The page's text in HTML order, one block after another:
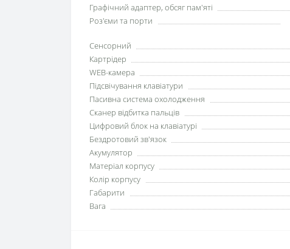
Графічний адаптер, обсяг пам'яті
Роз'єми та порти
Сенсорний
Картрідер
WEB-камера
Підсвічування клавіатури
Пасивна система охолодження
Сканер відбитка пальців
Цифровий блок на клавіатурі
Бездротовий зв'язок
Акумулятор
Матеріал корпусу
Колір корпусу
Габарити
Вага